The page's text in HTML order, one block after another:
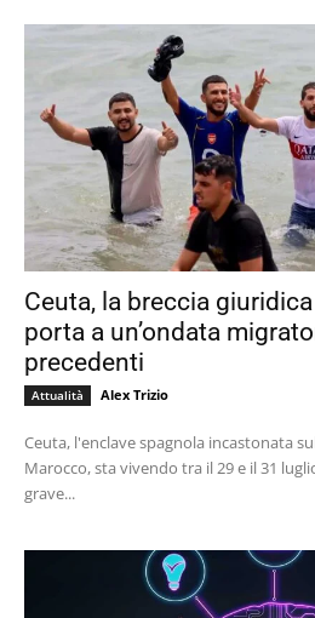
Ceuta, la breccia
porta a un’ondata
precedenti
Attualità Alex Trizio
Ceuta, l'enclave spagnola incastonata
Marocco, sta vivendo tra il 29 e il 31
grave...